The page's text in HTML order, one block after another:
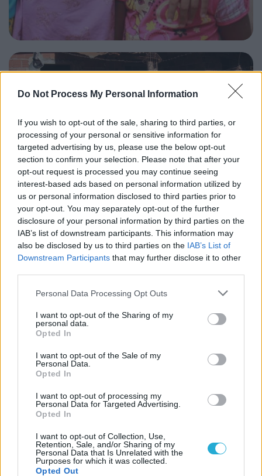
Do Not Process My Personal Information
If you wish to opt-out of the sale, sharing to third parties, or
processing of your personal or sensitive information for
targeted advertising by us, please use the below opt-out
section to confirm your selection. Please note that after your
opt-out request is processed you may continue seeing
interest-based ads based on personal information utilized by
us or personal information disclosed to third parties prior to
your opt-out. You may separately opt-out of the further
disclosure of your personal information by third parties on the
IAB’s list of downstream participants. This information may
also be disclosed by us to third parties on the IAB’s List of
Downstream Participants that may further disclose it to other
Personal Data Processing Opt Outs
I want to opt-out of the Sharing of my
personal data.
Opted In
I want to opt-out of the Sale of my
Personal Data.
Opted In
I want to opt-out of processing my
Personal Data for Targeted Advertising.
Opted In
I want to opt-out of Collection, Use,
Retention, Sale, and/or Sharing of my
Personal Data that Is Unrelated with the
Purposes for which it was collected.
Opted Out
Presenza in Brasile
Le Sorelle della Sacra Famiglia sono
presenti in Brasile dal 1972.
Le comunità attualmente si estendono dal Sud del
Brasile, dallo stato di San Paolo (Itararè) e del Paranà
Park in Goiânia), al Nord Est, Marañao (Sao Luis, Zé
Doca e Pirapemas).